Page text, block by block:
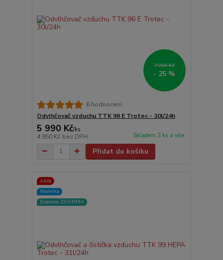
7 990 Kč
- 25 %
6 hodnocení
Odvlhčovač vzduchu TTK 96 E Trotec - 30l/24h
5 990 Kč/ks
4 950 Kč bez DPH Skladem 3 ks a více
Přidat do košíku
Akce
Novinka
Doprava ZDARMA